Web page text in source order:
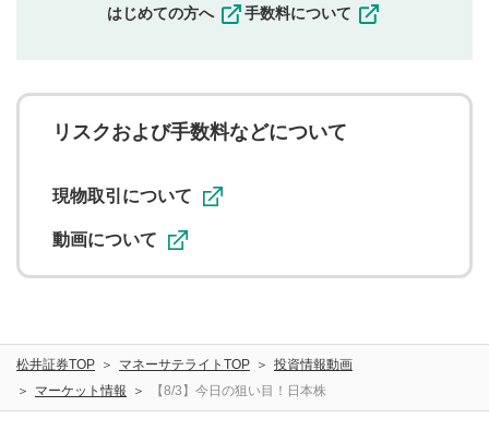
一度投稿した評価およびコメントの変更・削除はできま
ことを承諾したものとします。また、利用者は、コメント
に関する著作者人格権を行使しないことに同意します。利
用者が投稿したコメントは、当社サービスの広告・宣伝、
ることがあります。
はじめての方へ
手数料について
リスクおよび手数料などについて
現物取引について
動画について
松井証券TOP マネーサテライトTOP
投資情報動画
マーケット情報
【8/3】今日の狙い目！日本株